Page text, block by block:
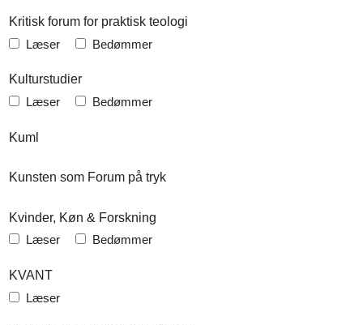
Kritisk forum for praktisk teologi
Læser Bedømmer
Kulturstudier
Læser Bedømmer
Kuml
Kunsten som Forum på tryk
Kvinder, Køn & Forskning
Læser Bedømmer
KVANT
Læser